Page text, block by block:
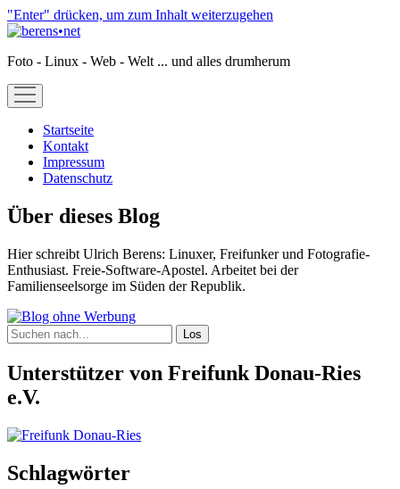
"Enter" drücken, um zum Inhalt weiterzugehen
berens•net
Foto - Linux - Web - Welt ... und alles drumherum
open
menu
Startseite
Kontakt
Impressum
Datenschutz
Sidebar
Über dieses Blog
Hier schreibt Ulrich Berens: Linuxer, Freifunker und Fotografie-
Enthusiast. Freie-Software-Apostel. Arbeitet bei der
Familienseelsorge im Süden der Republik.
Suchen
Unterstützer von Freifunk Donau-Ries
e.V.
Schlagwörter